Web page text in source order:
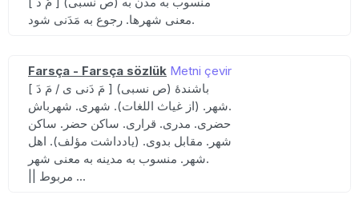
معنی شهرها. رجوع به مَدَنی شود.
Farsça - Farsça sözlük Metni çevir
[ مَ دَنی ی / مَ دَ ] (ص نسبی) باشندهٔ
شهر. (از غیاث اللغات). شهری. شهرباش.
حضری. مدری. قراری. ساکن حضر. ساکن
شهر. مقابل بدوی. (یادداشت مؤلف). اهل
شهر. منسوب به مدینه به معنی شهر.
|| مربوط ...